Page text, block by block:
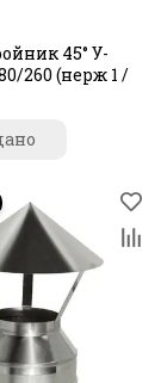
45° У-
260 (нерж 1 /